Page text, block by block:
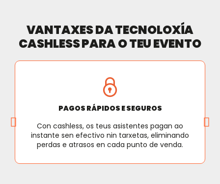
VANTAXES DA TECNOLOXÍA
CASHLESS PARA O TEU EVENTO
PAGOS RÁPIDOS E SEGUROS
Con cashless, os teus asistentes pagan ao
instante sen efectivo nin tarxetas, eliminando
perdas e atrasos en cada punto de venda.